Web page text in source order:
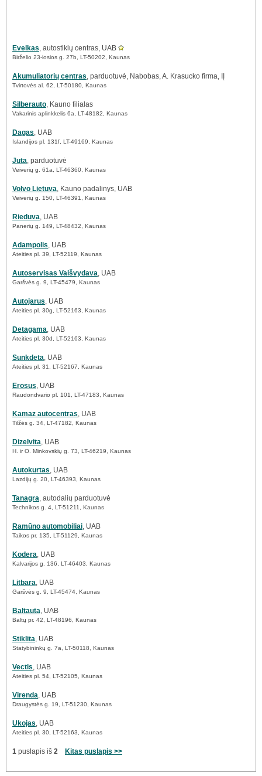
Evelkas, autostiklų centras, UAB
Birželio 23-iosios g. 27b, LT-50202, Kaunas
Akumuliatorių centras, parduotuvė, Nabobas, A. Krasucko firma, IĮ
Tvirtovės al. 62, LT-50180, Kaunas
Silberauto, Kauno filialas
Vakarinis aplinkkelis 6a, LT-48182, Kaunas
Dagas, UAB
Islandijos pl. 131f, LT-49169, Kaunas
Juta, parduotuvė
Veiverių g. 61a, LT-46360, Kaunas
Volvo Lietuva, Kauno padalinys, UAB
Veiverių g. 150, LT-46391, Kaunas
Rieduva, UAB
Panerių g. 149, LT-48432, Kaunas
Adampolis, UAB
Ateities pl. 39, LT-52119, Kaunas
Autoservisas Vaišvydava, UAB
Garšvės g. 9, LT-45479, Kaunas
Autojarus, UAB
Ateities pl. 30g, LT-52163, Kaunas
Detagama, UAB
Ateities pl. 30d, LT-52163, Kaunas
Sunkdeta, UAB
Ateities pl. 31, LT-52167, Kaunas
Erosus, UAB
Raudondvario pl. 101, LT-47183, Kaunas
Kamaz autocentras, UAB
Tilžės g. 34, LT-47182, Kaunas
Dizelvita, UAB
H. ir O. Minkovskių g. 73, LT-46219, Kaunas
Autokurtas, UAB
Lazdijų g. 20, LT-46393, Kaunas
Tanagra, autodalių parduotuvė
Technikos g. 4, LT-51211, Kaunas
Ramūno automobiliai, UAB
Taikos pr. 135, LT-51129, Kaunas
Kodera, UAB
Kalvarijos g. 136, LT-46403, Kaunas
Litbara, UAB
Garšvės g. 9, LT-45474, Kaunas
Baltauta, UAB
Baltų pr. 42, LT-48196, Kaunas
Stiklita, UAB
Statybininkų g. 7a, LT-50118, Kaunas
Vectis, UAB
Ateities pl. 54, LT-52105, Kaunas
Virenda, UAB
Draugystės g. 19, LT-51230, Kaunas
Ukojas, UAB
Ateities pl. 30, LT-52163, Kaunas
1 puslapis iš 2 Kitas puslapis >>